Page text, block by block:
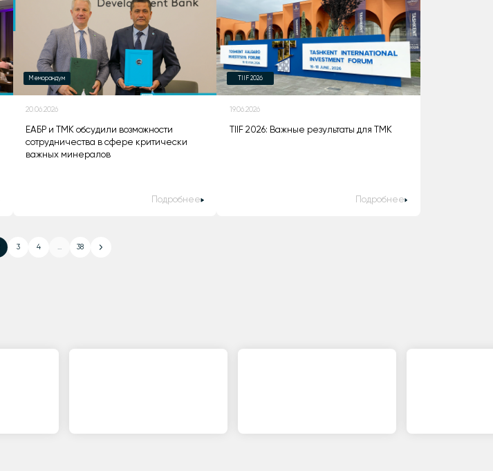
Меморандум
20.06.2026
ЕАБР и ТМК обсудили возможности
сотрудничества в сфере критически
важных минералов
Подробнее
TIIF 2026
19.06.2026
TIIF 2026: Важные результаты для ТМК
Подробнее
3 4 38